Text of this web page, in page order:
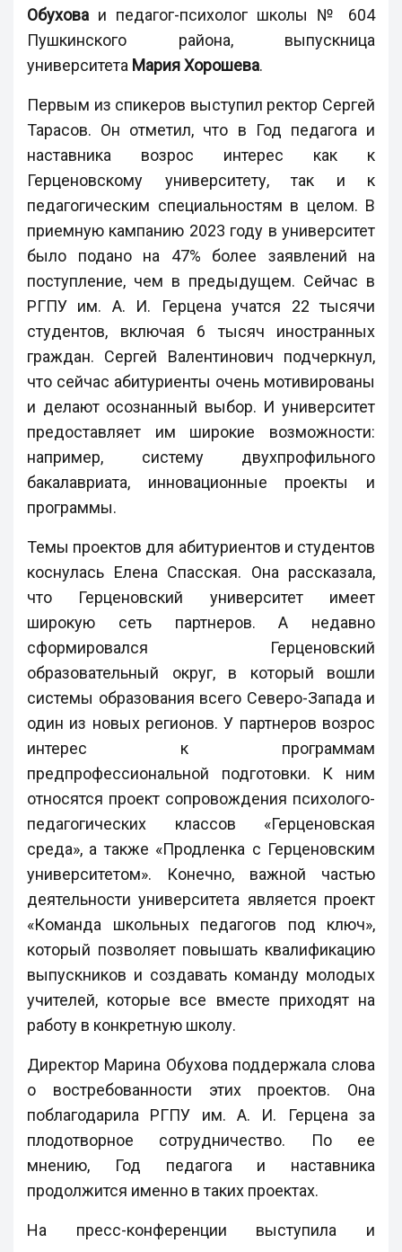
Обухова и педагог-психолог школы № 604
Пушкинского района, выпускница
университета Мария Хорошева.
Первым из спикеров выступил ректор Сергей
Тарасов. Он отметил, что в Год педагога и
наставника возрос интерес как к
Герценовскому университету, так и к
педагогическим специальностям в целом. В
приемную кампанию 2023 году в университет
было подано на 47% более заявлений на
поступление, чем в предыдущем. Сейчас в
РГПУ им. А. И. Герцена учатся 22 тысячи
студентов, включая 6 тысяч иностранных
граждан. Сергей Валентинович подчеркнул,
что сейчас абитуриенты очень мотивированы
и делают осознанный выбор. И университет
предоставляет им широкие возможности:
например, систему двухпрофильного
бакалавриата, инновационные проекты и
программы.
Темы проектов для абитуриентов и студентов
коснулась Елена Спасская. Она рассказала,
что Герценовский университет имеет
широкую сеть партнеров. А недавно
сформировался Герценовский
образовательный округ, в который вошли
системы образования всего Северо-Запада и
один из новых регионов. У партнеров возрос
интерес к программам
предпрофессиональной подготовки. К ним
относятся проект сопровождения психолого-
педагогических классов «Герценовская
среда», а также «Продленка с Герценовским
университетом». Конечно, важной частью
деятельности университета является проект
«Команда школьных педагогов под ключ»,
который позволяет повышать квалификацию
выпускников и создавать команду молодых
учителей, которые все вместе приходят на
работу в конкретную школу.
Директор Марина Обухова поддержала слова
о востребованности этих проектов. Она
поблагодарила РГПУ им. А. И. Герцена за
плодотворное сотрудничество. По ее
мнению, Год педагога и наставника
продолжится именно в таких проектах.
На пресс-конференции выступила и